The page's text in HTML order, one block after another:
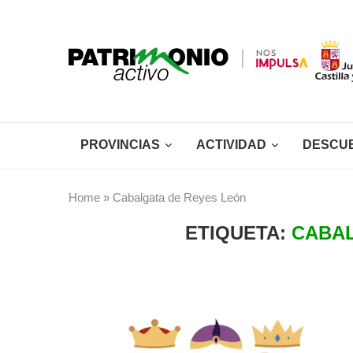
PROVINCIAS ACTIVIDAD
Home » Cabalgata de Reyes León
ETIQUETA: